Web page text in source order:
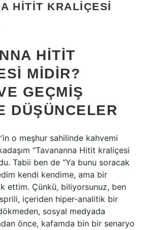
HITIT KRALIÇESI
HITIT
MIDIR?
GEÇMIŞ
DÜŞÜNCELER
o meşhur sahilinde kahvemi
“Tavananna Hitit kraliçesi
Tabii ben de “Ya bunu soracak
kendi kendime, ama bir
ettim. Çünkü, biliyorsunuz, ben
içeriden hiper-analitik bir
sosyal medyada
önce, kafamda bin bir senaryo